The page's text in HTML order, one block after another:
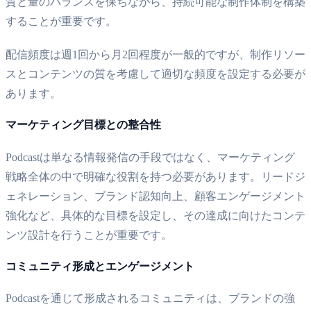
することが重要です。
配信頻度は週1回から月2回程度が一般的ですが、制作リソー
スとコンテンツの質を考慮して適切な頻度を設定する必要が
あります。
マーケティング目標との整合性
Podcastは単なる情報発信の手段ではなく、マーケティング
戦略全体の中で明確な役割を持つ必要があります。リードジ
ェネレーション、ブランド認知向上、顧客エンゲージメント
強化など、具体的な目標を設定し、その達成に向けたコンテ
ンツ設計を行うことが重要です。
コミュニティ形成とエンゲージメント
Podcastを通じて形成されるコミュニティは、ブランドの強